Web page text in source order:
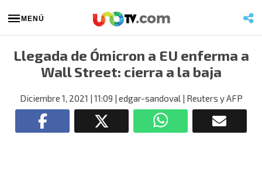
MENÚ
Llegada de Ómicron a EU enferma a
Wall Street: cierra a la baja
Diciembre 1, 2021 | 11:09 | edgar-sandoval| Reuters y AFP